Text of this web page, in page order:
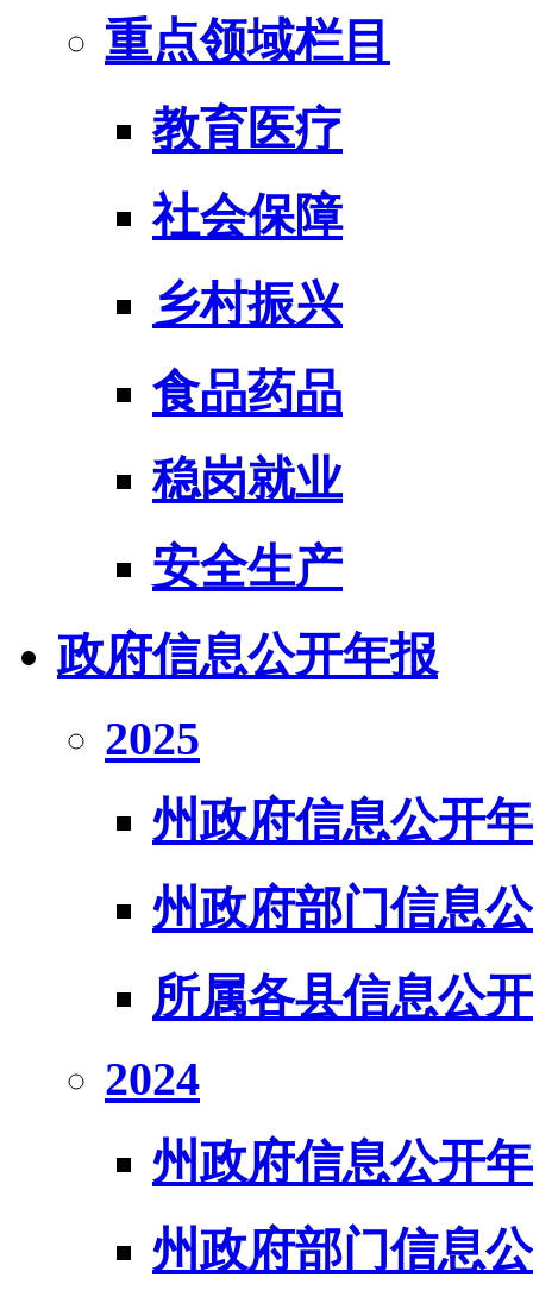
重点领域栏目
教育医疗
社会保障
乡村振兴
食品药品
稳岗就业
安全生产
政府信息公开年报
2025
州政府信息公开
州政府部门信息
所属各县信息公
2024
州政府信息公开
州政府部门信息